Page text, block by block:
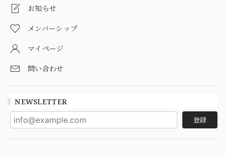
お知らせ
メンバーシップ
マイページ
問い合わせ
NEWSLETTER
登録